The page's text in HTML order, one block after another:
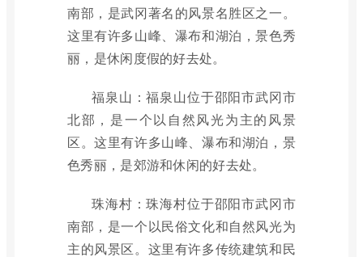
南部，是武冈著名的风景名胜区之一。
这里有许多山峰、瀑布和湖泊，景色秀
丽，是休闲度假的好去处。
福泉山：福泉山位于邵阳市武冈市
北部，是一个以自然风光为主的风景
区。这里有许多山峰、瀑布和湖泊，景
色秀丽，是郊游和休闲的好去处。
珠海村：珠海村位于邵阳市武冈市
南部，是一个以民俗文化和自然风光为
主的风景区。这里有许多传统建筑和民